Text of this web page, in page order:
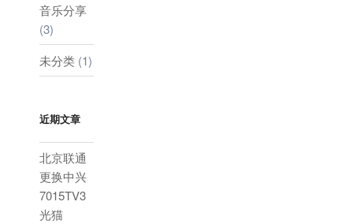
音乐分享
(3)
未分类 (1)
近期文章
北京联通
更换中兴
7015TV3
光猫